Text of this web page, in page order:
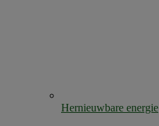
Hernieuwbare energie